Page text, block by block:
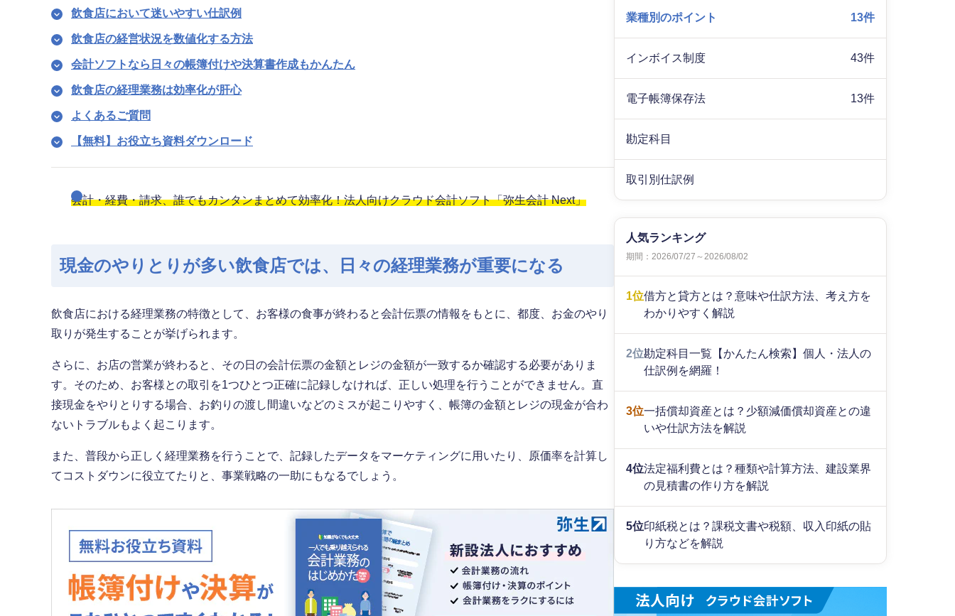
飲食店において迷いやすい仕訳例
飲食店の経営状況を数値化する方法
会計ソフトなら日々の帳簿付けや決算書作成もかんたん
飲食店の経理業務は効率化が肝心
よくあるご質問
【無料】お役立ち資料ダウンロード
会計・経費・請求、誰でもカンタンまとめて効率化！法人向けクラウド会計ソフト「弥生会計 Next」
現金のやりとりが多い飲食店では、日々の経理業務が重要になる
飲食店における経理業務の特徴として、お客様の食事が終わると会計伝票の情報をもとに、都度、お金のやり
取りが発生することが挙げられます。
さらに、お店の営業が終わると、その日の会計伝票の金額とレジの金額が一致するか確認する必要がありま
す。そのため、お客様との取引を1つひとつ正確に記録しなければ、正しい処理を行うことができません。直
接現金をやりとりする場合、お釣りの渡し間違いなどのミスが起こりやすく、帳簿の金額とレジの現金が合わ
ないトラブルもよく起こります。
また、普段から正しく経理業務を行うことで、記録したデータをマーケティングに用いたり、原価率を計算し
てコストダウンに役立てたりと、事業戦略の一助にもなるでしょう。
業種別のポイント 13件
インボイス制度 43件
電子帳簿保存法 13件
勘定科目
取引別仕訳例
人気ランキング
期間：2026/07/27～2026/08/02
1位借方と貸方とは？意味や仕訳方法、考え方を
わかりやすく解説
2位勘定科目一覧【かんたん検索】個人・法人の
仕訳例を網羅！
3位一括償却資産とは？少額減価償却資産との違
いや仕訳方法を解説
4位法定福利費とは？種類や計算方法、建設業界
の見積書の作り方を解説
5位印紙税とは？課税文書や税額、収入印紙の貼
り方などを解説